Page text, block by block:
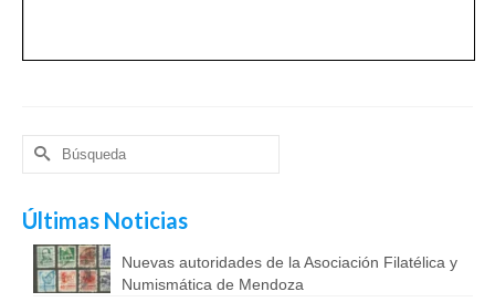
Buscar
por:
Últimas Noticias
Nuevas autoridades de la Asociación Filatélica y
Numismática de Mendoza